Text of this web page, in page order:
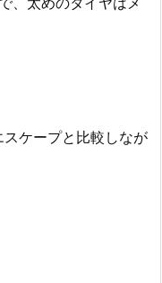
ケープと比較しなが